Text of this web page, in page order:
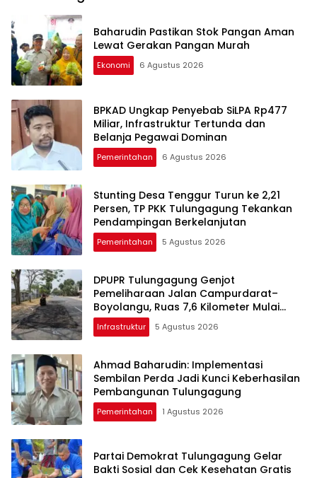
Baharudin Pastikan Stok Pangan Aman
Lewat Gerakan Pangan Murah
Ekonomi 6 Agustus 2026
BPKAD Ungkap Penyebab SiLPA Rp477
Miliar, Infrastruktur Tertunda dan
Belanja Pegawai Dominan
Pemerintahan 6 Agustus 2026
Stunting Desa Tenggur Turun ke 2,21
Persen, TP PKK Tulungagung Tekankan
Pendampingan Berkelanjutan
Pemerintahan 5 Agustus 2026
DPUPR Tulungagung Genjot
Pemeliharaan Jalan Campurdarat–
Boyolangu, Ruas 7,6 Kilometer Mulai
Diperbaiki
Infrastruktur 5 Agustus 2026
Ahmad Baharudin: Implementasi
Sembilan Perda Jadi Kunci Keberhasilan
Pembangunan Tulungagung
Pemerintahan 1 Agustus 2026
Partai Demokrat Tulungagung Gelar
Bakti Sosial dan Cek Kesehatan Gratis